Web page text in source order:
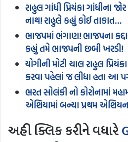
રાહુલ ગાંધી પ્રિયંકા ગાંધીના
નાથ! રાહુલે કહ્યું કોઈ તાકાત…
ભાજપમાં ભંગાણ! ભાજપના
કહ્યું તમે ભાજપની છબી ખરડી!
યોગીની મોટી ચાલ રાહુલ
કરવા પહેલાં જ લીધા હતા આ
ભરત સોલંકી નો કોરોનામાં
એશિયામાં બન્યા પ્રથમ એશિયન
અહી ક્લિક કરીને વધારે